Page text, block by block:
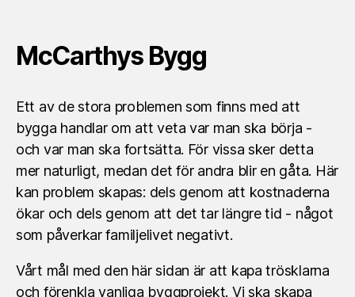
McCarthys Bygg
Ett av de stora problemen som finns med att
bygga handlar om att veta var man ska börja -
och var man ska fortsätta. För vissa sker detta
mer naturligt, medan det för andra blir en gåta. Här
kan problem skapas: dels genom att kostnaderna
ökar och dels genom att det tar längre tid - något
som påverkar familjelivet negativt.
Vårt mål med den här sidan är att kapa trösklarna
och förenkla vanliga byggprojekt. Vi ska skapa